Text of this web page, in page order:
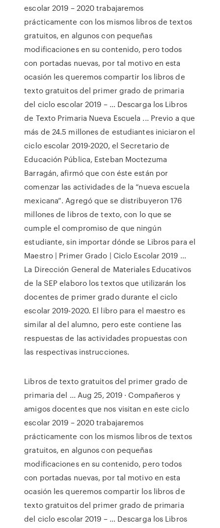
escolar 2019 – 2020 trabajaremos
prácticamente con los mismos libros de textos
gratuitos, en algunos con pequeñas
modificaciones en su contenido, pero todos
con portadas nuevas, por tal motivo en esta
ocasión les queremos compartir los libros de
texto gratuitos del primer grado de primaria
del ciclo escolar 2019 – … Descarga los Libros
de Texto Primaria Nueva Escuela ... Previo a que
más de 24.5 millones de estudiantes iniciaron el
ciclo escolar 2019-2020, el Secretario de
Educación Pública, Esteban Moctezuma
Barragán, afirmó que con éste están por
comenzar las actividades de la “nueva escuela
mexicana”. Agregó que se distribuyeron 176
millones de libros de texto, con lo que se
cumple el compromiso de que ningún
estudiante, sin importar dónde se Libros para el
Maestro | Primer Grado | Ciclo Escolar 2019 ...
La Dirección General de Materiales Educativos
de la SEP elaboro los textos que utilizarán los
docentes de primer grado durante el ciclo
escolar 2019-2020. El libro para el maestro es
similar al del alumno, pero este contiene las
respuestas de las actividades propuestas con
las respectivas instrucciones.
Libros de texto gratuitos del primer grado de
primaria del ... Aug 25, 2019 · Compañeros y
amigos docentes que nos visitan en este ciclo
escolar 2019 – 2020 trabajaremos
prácticamente con los mismos libros de textos
gratuitos, en algunos con pequeñas
modificaciones en su contenido, pero todos
con portadas nuevas, por tal motivo en esta
ocasión les queremos compartir los libros de
texto gratuitos del primer grado de primaria
del ciclo escolar 2019 – … Descarga los Libros